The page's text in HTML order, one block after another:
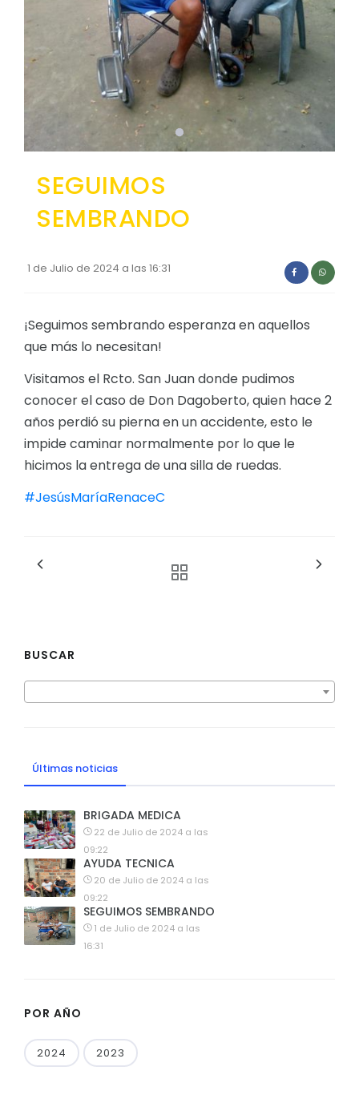
Convocatorias
GESTIÓN ADMINISTRATIVA
Plan de desarrollo y Ordenamiento Territorial -
Plan Anual Contratación - PAC
Plan Operativo Anual - POA
PRESUPUESTO: EJECUCIÓN Y REPORTES
Cédulas presupuestarias y balances
Obras y proyectos
SEGUIMOS
SEMBRANDO
1 de Julio de 2024 a las 16:31
¡Seguimos sembrando esperanza en aquellos
que más lo necesitan!
Visitamos el Rcto. San Juan donde pudimos
conocer el caso de Don Dagoberto, quien hace 2
años perdió su pierna en un accidente, esto le
impide caminar normalmente por lo que le
hicimos la entrega de una silla de ruedas.
#JesúsMaríaRenaceC
BUSCAR
Últimas noticias
BRIGADA MEDICA
22 de Julio de 2024 a las
09:22
AYUDA TECNICA
20 de Julio de 2024 a las
09:22
SEGUIMOS SEMBRANDO
1 de Julio de 2024 a las
16:31
POR AÑO
2024 2023